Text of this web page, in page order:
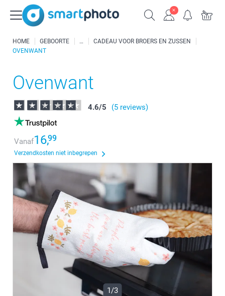
HOME GEBOORTE
CADEAU VOOR BROERS EN ZUSSEN
OVENWANT
Ovenwant
4.6/5 (5 reviews)
Vanaf16,99
Verzendkosten niet inbegrepen
1/3